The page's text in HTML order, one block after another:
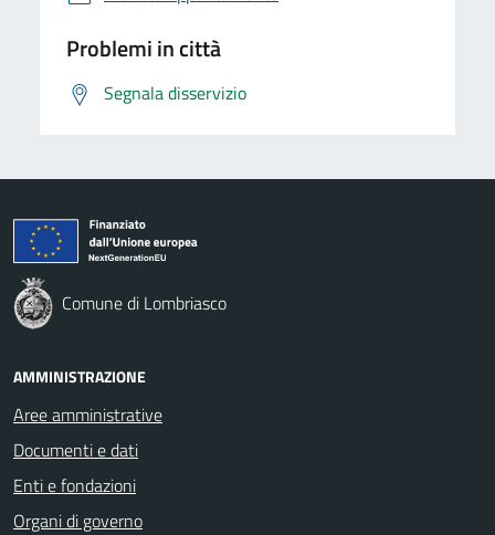
Problemi in città
Segnala disservizio
Comune di Lombriasco
AMMINISTRAZIONE
Aree amministrative
Documenti e dati
Enti e fondazioni
Organi di governo